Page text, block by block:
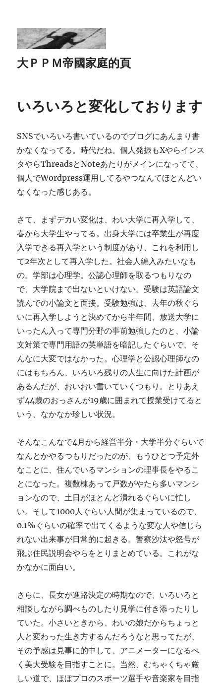
大ＰＰＭ帝國家庭的頁
いろいろと変化しております
SNSでいろいろ書いているのでブログにあんまり書
かなくなってる。時代だね。個人発振もXやらインス
タやらThreadsとNoteあたりがメインになってて、
個人でWordpress運用してるやつなんてほとんどい
なくなった感じある。
さて、まずデカい変化は、わい大学に再入学して、
春から大学生やってる。出身大学には卒業生が再度
入学できる再入学という制度があり、これを利用し
て2年次として再入学した。社会人編入みたいなも
の。学部は心理学。公認心理師を取るつもりなの
で、大学院まで出ないといけない。受験は英語論文
読んでの小論文と面接。受験勉強は、去年の秋ぐら
いに再入学しようと決めてから半年間、放送大学に
いったん入って専門分野の事前勉強したのと、小論
文対策で専門用語の英単語を暗記したぐらいで、そ
んなに大変ではなかった。心理学と公認心理師なの
にはもちろん、いろいろ残りの人生に向けた計画が
あるんだが、おいおい書いていくつもり。とりあえ
ず44歳のおっさんが19歳に囲まれて授業受けてると
いう、なかなか珍しい状況。
そんなこんなで4月から経営半分・大学半分ぐらいで
なんとかやるつもりだったのが、もうひとつ予定外
なことに、住んでいるマンションの理事長をやるこ
とになった。複数棟あって戸数がやたら多いマンシ
ョンなので、土日がほとんど潰れるぐらいに忙し
い。そして1000人ぐらい人間が集まっているので、
0.1%ぐらいの確率で出てくるような変な人や信じら
れない出来事が日常的に起きる。警察沙汰や怒号が
飛ぶ住民説明会やらをとりまとめている。これがな
かなかに面白い。
さらに、長女が進路決定の時期なので、いろいろと
相談しながら調べものしたり見学に付き添ったりし
ていた。小さいときから、わいの娘だからちょっと
人と変わった生き方するんだろうなと思ってたが、
その予感は見事に的中して、アニメーターになるべ
く美大受験を目指すことに。当然、むちゃくちゃ厳
しい道で、ほぼプロのスポーツ選手や音楽家を目指